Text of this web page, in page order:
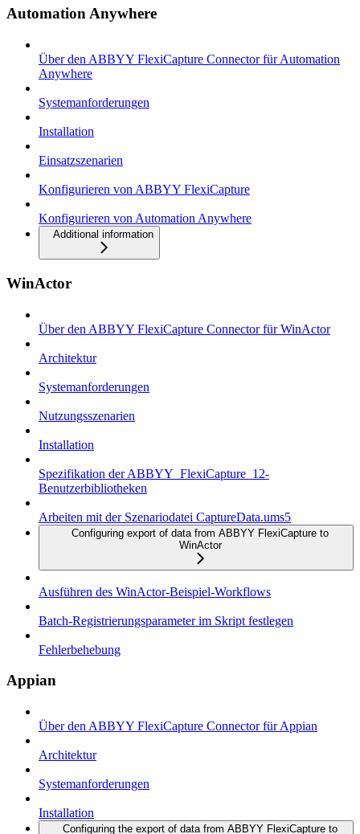
Automation Anywhere
Über den ABBYY FlexiCapture Connector für Automation
Anywhere
Systemanforderungen
Installation
Einsatzszenarien
Konfigurieren von ABBYY FlexiCapture
Konfigurieren von Automation Anywhere
Additional information
WinActor
Über den ABBYY FlexiCapture Connector für WinActor
Architektur
Systemanforderungen
Nutzungsszenarien
Installation
Spezifikation der ABBYY_FlexiCapture_12-
Benutzerbibliotheken
Arbeiten mit der Szenariodatei CaptureData.ums5
Configuring export of data from ABBYY FlexiCapture to
WinActor
Ausführen des WinActor-Beispiel-Workflows
Batch-Registrierungsparameter im Skript festlegen
Fehlerbehebung
Appian
Über den ABBYY FlexiCapture Connector für Appian
Architektur
Systemanforderungen
Installation
Configuring the export of data from ABBYY FlexiCapture to